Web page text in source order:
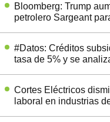
Bloomberg: Trump
petrolero Sargeant
#Datos: Créditos
tasa de 5% y se
Cortes Eléctricos
laboral en industrias